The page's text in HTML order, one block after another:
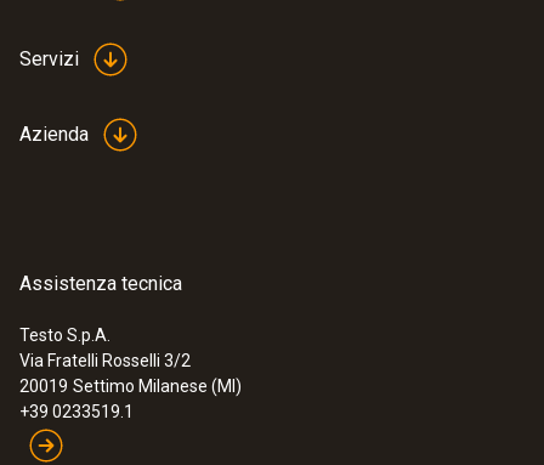
Servizi
Azienda
Assistenza tecnica
Testo S.p.A.
Via Fratelli Rosselli 3/2
20019 Settimo Milanese (MI)
+39 0233519.1